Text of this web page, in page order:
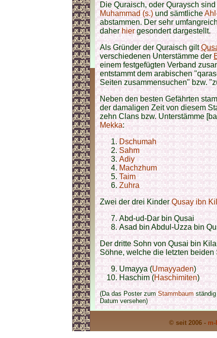
Die Quraisch, oder Quraysch
Muhammad (s.)und sämtliche
abstammen. Der sehr
daherhiergesondert dargestellt.
Als Gründer der Quraisch gilt
verschiedenen Unterstämme der
einem festgefügten Verband
entstammt dem arabischen
Seiten zusammensuchen" bzw.
Neben den besten Gefährten
der damaligen Zeit von diesem
zehn Clans bzw. Unterstämme
Mekka:
Dschumah
Sahm
Adiy
Machzhum
Taim
Zuhra
Zwei der drei KinderQusay ibn
Abd-ud-Dar bin Qusai
Asad bin Abdul-Uzza bin
Der dritte Sohn von Qusai bin
Söhne, welche die letzten beiden
Umayya (Umayyaden)
Haschim (Haschimiten)
(Da das Poster zumStammbaumständig
Datum versehen)
© seit 2006 -